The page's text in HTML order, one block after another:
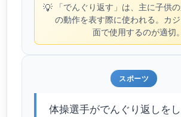
💡 「でんぐり返す」は、主に子供
の動作を表す際に使われる。カ
面で使用するのが適切。
スポーツ
体操選手がでんぐり返しを